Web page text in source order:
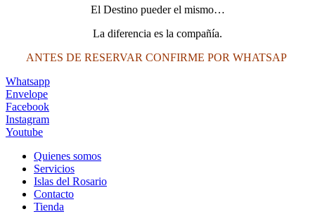
El Destino pueder el mismo…
La diferencia es la compañía.
ANTES DE RESERVAR CONFIRME POR WHATSAP
Whatsapp
Envelope
Facebook
Instagram
Youtube
Quienes somos
Servicios
Islas del Rosario
Contacto
Tienda